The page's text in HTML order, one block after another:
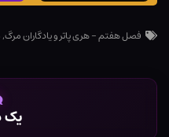
فصل هفتم - هری پاتر و یادگاران مرگ,
یک